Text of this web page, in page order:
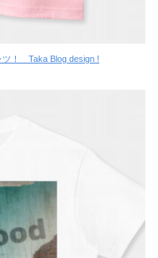
ツ！ Taka Blog design !